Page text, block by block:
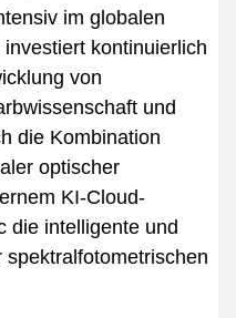
im globalen
kontinuierlich
von
und
die Kombination
optischer
KI-Cloud-
die intelligente und